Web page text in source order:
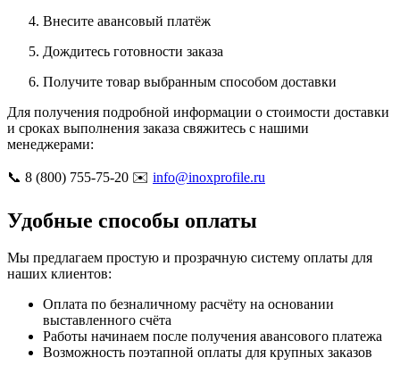
Внесите авансовый платёж
Дождитесь готовности заказа
Получите товар выбранным способом доставки
Для получения подробной информации о стоимости доставки
и сроках выполнения заказа свяжитесь с нашими
менеджерами:
📞 8 (800) 755-75-20 ✉️ info@inoxprofile.ru
Удобные способы оплаты
Мы предлагаем простую и прозрачную систему оплаты для
наших клиентов:
Оплата по безналичному расчёту на основании
выставленного счёта
Работы начинаем после получения авансового платежа
Возможность поэтапной оплаты для крупных заказов